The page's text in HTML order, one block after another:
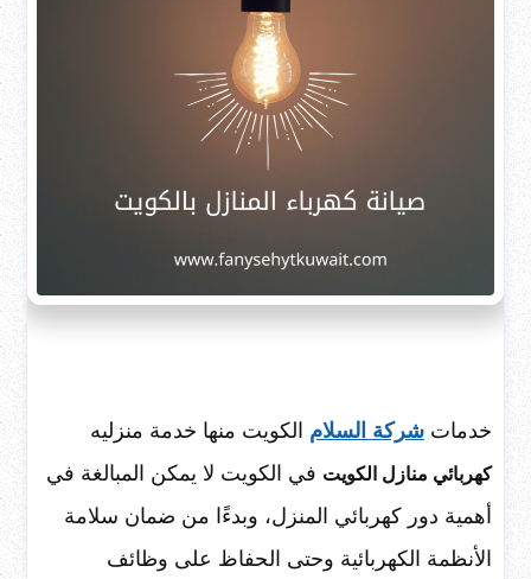
خدمات شركة السلام الكويت منها خدمة منزليه
كهربائي منازل الكويت في الكويت لا يمكن المبالغة في
أهمية دور كهربائي المنزل، وبدءًا من ضمان سلامة
الأنظمة الكهربائية وحتى الحفاظ على وظائف